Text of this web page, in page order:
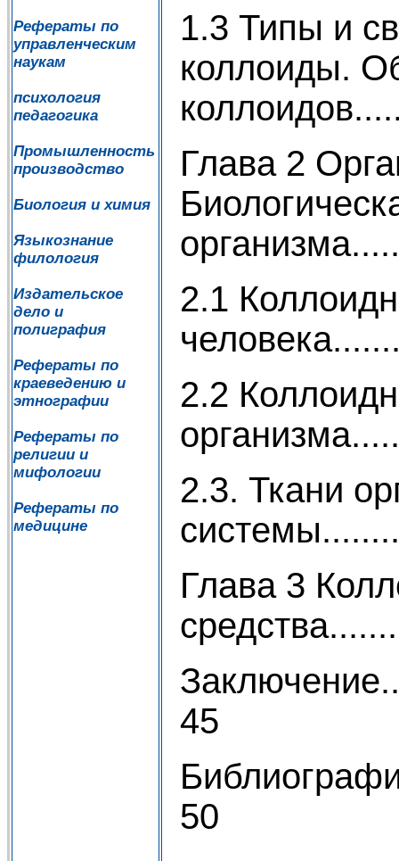
Рефераты по
управленческим
наукам
психология
педагогика
Промышленность
производство
Биология и химия
Языкознание
филология
Издательское
дело и
полиграфия
Рефераты по
краеведению и
этнографии
Рефераты по
религии и
мифологии
Рефераты по
медицине
1.3 Типы и
коллоиды.
Глава 2
2.1
2.2
2.3. Ткани
Глава 3
45
50